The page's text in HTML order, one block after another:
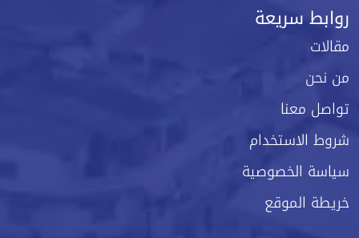
روابط سريعة
مقالات
من نحن
تواصل معنا
شروط الاستخدام
سياسة الخصوصية
خريطة الموقع